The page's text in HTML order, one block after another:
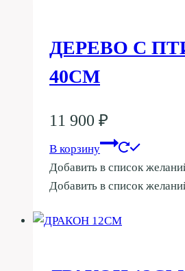
ДЕРЕВО С
40СМ
11 900 ₽
В корзину
Добавить в список
Добавить в список